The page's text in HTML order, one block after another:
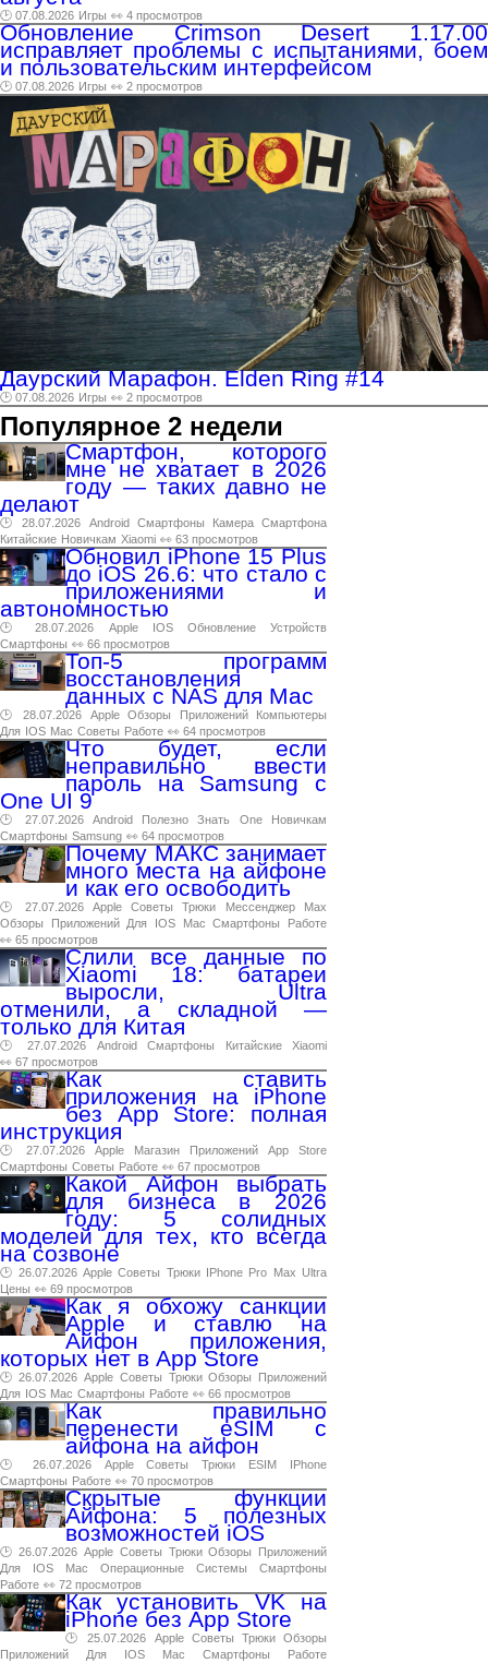
🕑 07.08.2026 Игры 👀 4 просмотров
Обновление Crimson Desert 1.17.00
исправляет проблемы с испытаниями, боем
и пользовательским интерфейсом
🕑 07.08.2026 Игры 👀 2 просмотров
Даурский Марафон. Elden Ring #14
🕑 07.08.2026 Игры 👀 2 просмотров
Популярное 2 недели
Смартфон, которого
мне не хватает в 2026
году — таких давно не
делают
🕑 28.07.2026 Android Смартфоны Камера Смартфона
Китайские Новичкам Xiaomi 👀 63 просмотров
Обновил iPhone 15 Plus
до iOS 26.6: что стало с
приложениями и
автономностью
🕑 28.07.2026 Apple IOS Обновление
Устройств
Смартфоны 👀 66 просмотров
Топ-5 программ
восстановления
данных с NAS для Mac
🕑 28.07.2026 Apple Обзоры Приложений
Компьютеры
Для IOS Mac Советы Работе 👀 64 просмотров
Что будет, если
неправильно ввести
пароль на Samsung с
One UI 9
🕑 27.07.2026 Android Полезно Знать One
Новичкам
Смартфоны Samsung 👀 64 просмотров
Почему МАКС занимает
много места на айфоне
и как его освободить
🕑 27.07.2026 Apple Советы Трюки Мессенджер
Max
Обзоры
Приложений Для IOS Mac Смартфоны
Работе
👀 65 просмотров
Слили все данные по
Xiaomi 18: батареи
выросли, Ultra
отменили, а складной —
только для Китая
🕑 27.07.2026 Android Смартфоны Китайские
Xiaomi
👀 67 просмотров
Как ставить
приложения на iPhone
без App Store: полная
инструкция
🕑 27.07.2026 Apple Магазин Приложений App
Store
Смартфоны Советы Работе 👀 67 просмотров
Какой Айфон выбрать
для бизнеса в 2026
году: 5 солидных
моделей для тех, кто всегда
на созвоне
🕑 26.07.2026 Apple Советы Трюки IPhone Pro Max Ultra
Цены 👀 69 просмотров
Как я обхожу санкции
Apple и ставлю на
Айфон приложения,
которых нет в App Store
🕑 26.07.2026 Apple Советы Трюки Обзоры
Приложений
Для IOS Mac Смартфоны Работе 👀 66 просмотров
Как правильно
перенести eSIM с
айфона на айфон
🕑 26.07.2026 Apple Советы Трюки ESIM
IPhone
Смартфоны Работе 👀 70 просмотров
Скрытые функции
Айфона: 5 полезных
возможностей iOS
🕑 26.07.2026 Apple Советы Трюки Обзоры
Приложений
Для
IOS Mac Операционные Системы
Смартфоны
Работе 👀 72 просмотров
Как установить VK на
iPhone без App Store
🕑 25.07.2026 Apple Советы Трюки Обзоры
Приложений
Для IOS Mac Смартфоны
Работе